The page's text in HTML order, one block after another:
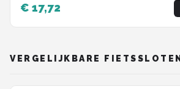
€ 17,72
VERGELIJKBARE FIETSSLOTEN